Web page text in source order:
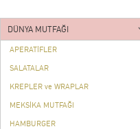
DÜNYA MUTFAĞI
APERATİFLER
SALATALAR
KREPLER ve WRAPLAR
MEKSİKA MUTFAĞI
HAMBURGER